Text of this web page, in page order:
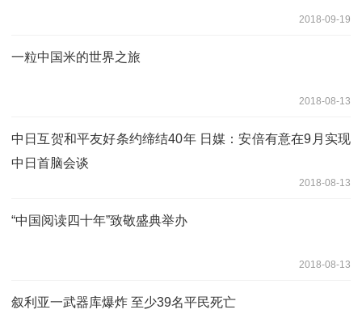
2018-09-19
一粒中国米的世界之旅
2018-08-13
中日互贺和平友好条约缔结40年 日媒：安倍有意在9月实现
中日首脑会谈
2018-08-13
“中国阅读四十年”致敬盛典举办
2018-08-13
叙利亚一武器库爆炸 至少39名平民死亡